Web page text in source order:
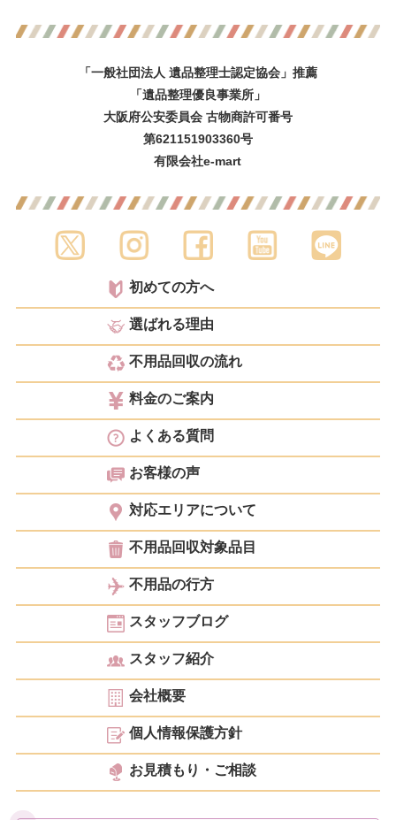
「一般社団法人 遺品整理士認定協会」推薦
「遺品整理優良事業所」
大阪府公安委員会 古物商許可番号
第621151903360号
有限会社e-mart
初めての方へ
選ばれる理由
不用品回収の流れ
料金のご案内
よくある質問
お客様の声
対応エリアについて
不用品回収対象品目
不用品の行方
スタッフブログ
スタッフ紹介
会社概要
個人情報保護方針
お見積もり・ご相談